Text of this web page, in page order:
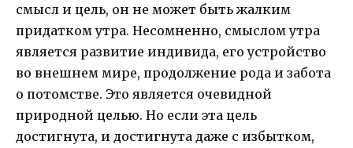
смысл и цель, он не может быть жалким
придатком утра. Несомненно, смыслом утра
является развитие индивида, его устройство
во внешнем мире, продолжение рода и забота
о потомстве. Это является очевидной
природной целью. Но если эта цель
достигнута, и достигнута даже с избытком,